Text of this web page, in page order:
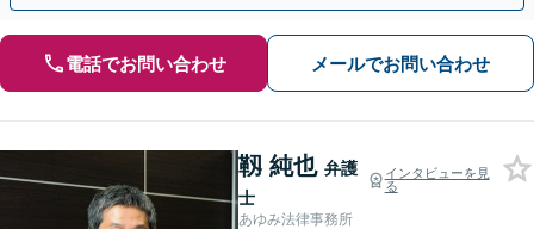
電話でお問い合わせ メールでお問い合わせ
靱 純也 弁護
士
インタビューを見
る
あゆみ法律事務所